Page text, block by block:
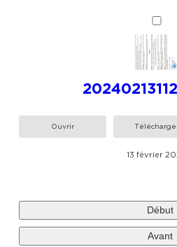
Ouvrir
13 février
Début
Avant